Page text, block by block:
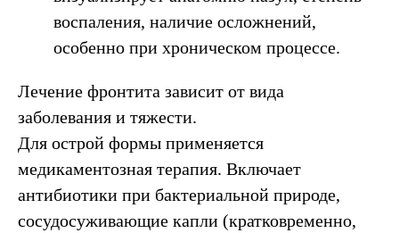
воспаления, наличие осложнений,
особенно при хроническом процессе.
Лечение фронтита зависит от вида
заболевания и тяжести.
Для острой формы применяется
медикаментозная терапия. Включает
антибиотики при бактериальной природе,
сосудосуживающие капли (кратковременно,